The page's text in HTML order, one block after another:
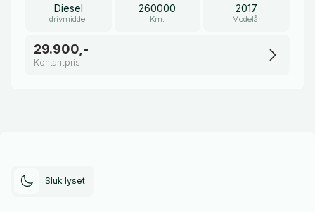
Diesel
drivmiddel
260000
Km.
2017
Modelår
29.900,-
Kontantpris
Sluk lyset